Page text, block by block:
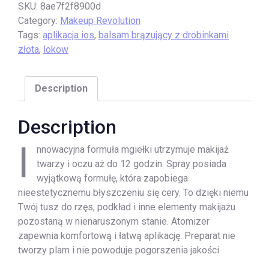
SKU: 8ae7f2f8900d
Category: Makeup Revolution
Tags: aplikacja ios, balsam brązujący z drobinkami
złota, lokow
Description
Description
I
nnowacyjna formuła mgiełki utrzymuje makijaż
twarzy i oczu aż do 12 godzin. Spray posiada
wyjątkową formułę, która zapobiega
nieestetycznemu błyszczeniu się cery. To dzięki niemu
Twój tusz do rzęs, podkład i inne elementy makijażu
pozostaną w nienaruszonym stanie. Atomizer
zapewnia komfortową i łatwą aplikację. Preparat nie
tworzy plam i nie powoduje pogorszenia jakości